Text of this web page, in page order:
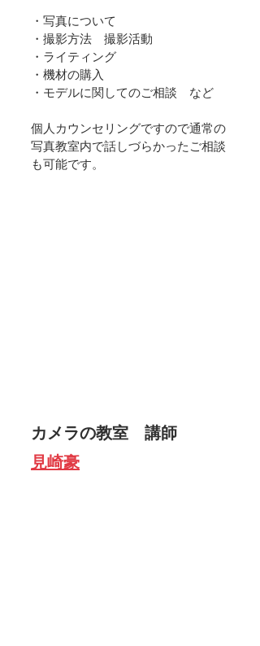
・写真について
・撮影方法　撮影活動
・ライティング
・機材の購入
・モデルに関してのご相談　など
個人カウンセリングですので通常の
写真教室内で話しづらかったご相談
も可能です。
カメラの教室　講師
見崎豪